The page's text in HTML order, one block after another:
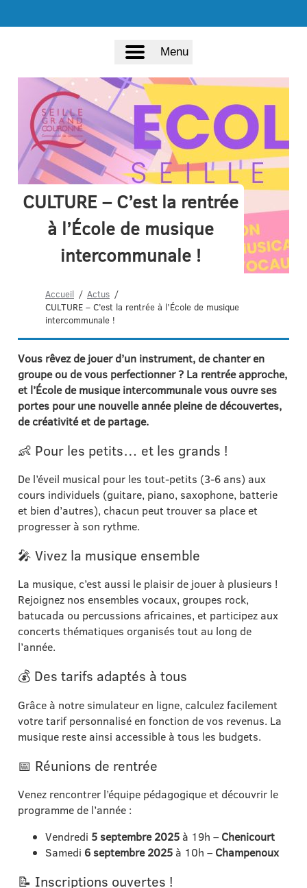
Menu
CULTURE – C’est la rentrée
à l’École de musique
intercommunale !
Accueil
Actus
CULTURE – C’est la rentrée à l’École de musique
intercommunale !
Vous rêvez de jouer d’un instrument, de chanter en
groupe ou de vous perfectionner ? La rentrée approche,
et l’École de musique intercommunale vous ouvre ses
portes pour une nouvelle année pleine de découvertes,
de créativité et de partage.
👶 Pour les petits… et les grands !
De l’éveil musical pour les tout-petits (3-6 ans) aux
cours individuels (guitare, piano, saxophone, batterie
et bien d’autres), chacun peut trouver sa place et
progresser à son rythme.
🎤 Vivez la musique ensemble
La musique, c’est aussi le plaisir de jouer à plusieurs !
Rejoignez nos ensembles vocaux, groupes rock,
batucada ou percussions africaines, et participez aux
concerts thématiques organisés tout au long de
l’année.
💰 Des tarifs adaptés à tous
Grâce à notre simulateur en ligne, calculez facilement
votre tarif personnalisé en fonction de vos revenus. La
musique reste ainsi accessible à tous les budgets.
📅 Réunions de rentrée
Venez rencontrer l’équipe pédagogique et découvrir le
programme de l’année :
Vendredi 5 septembre 2025 à 19h – Chenicourt
Samedi 6 septembre 2025 à 10h – Champenoux
📝 Inscriptions ouvertes !